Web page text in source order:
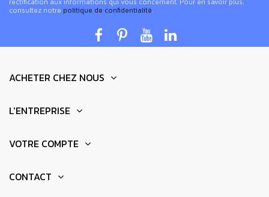
Fonctionnement de cet amplificateur de son
naturellement le son du haut-parleur de votre
consultez notre politique de confidentialité.
ACHETER CHEZ NOUS
L'ENTREPRISE
VOTRE COMPTE
CONTACT